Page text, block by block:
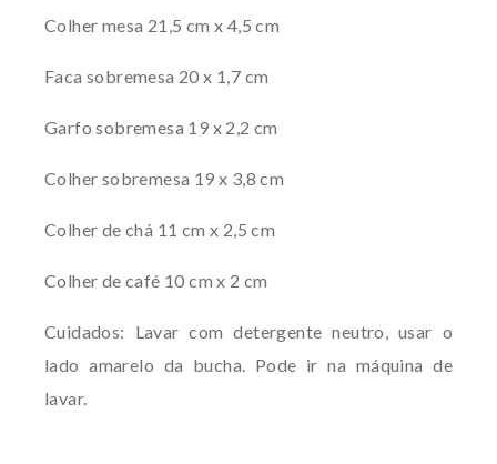
Colher mesa 21,5 cm x 4,5 cm
Faca sobremesa 20 x 1,7 cm
Garfo sobremesa 19 x 2,2 cm
Colher sobremesa 19 x 3,8 cm
Colher de chá 11 cm x 2,5 cm
Colher de café 10 cm x 2 cm
Cuidados: Lavar com detergente neutro, usar o
lado amarelo da bucha. Pode ir na máquina de
lavar.